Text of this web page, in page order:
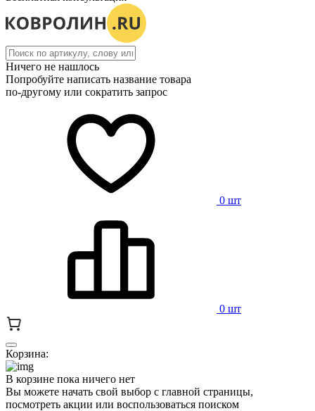
Ничего не нашлось
Попробуйте написать название товара
по-другому или сократить запрос
0 шт
0 шт
Корзина:
В корзине пока ничего нет
Вы можете начать свой выбор с главной страницы,
посмотреть акции или воспользоваться поиском